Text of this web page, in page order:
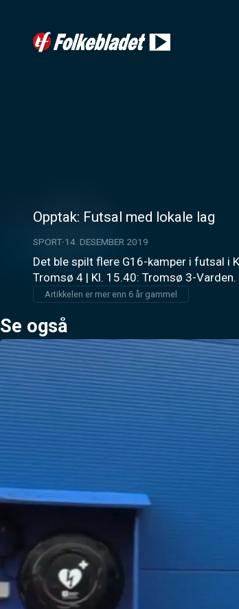
Opptak: Futsal med lokale lag
SPORT 14. DESEMBER 2019
Det ble spilt flere G16-kamper i futsal i
Tromsø 4 | Kl. 15.40: Tromsø 3-Varden.
Artikkelen er mer enn 6 år gammel
Se også